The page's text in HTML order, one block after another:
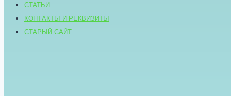
СТАТЬИ
КОНТАКТЫ И РЕКВИЗИТЫ
СТАРЫЙ САЙТ